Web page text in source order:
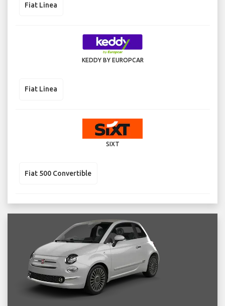
Fiat Linea
KEDDY BY EUROPCAR
Fiat Linea
SIXT
Fiat 500 Convertible